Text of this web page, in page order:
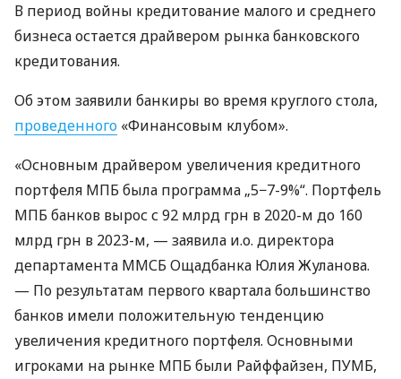
В период войны кредитование малого и среднего
бизнеса остается драйвером рынка банковского
кредитования.
Об этом заявили банкиры во время круглого стола,
проведенного «Финансовым клубом».
«Основным драйвером увеличения кредитного
портфеля МПБ была программа „5−7-9%“. Портфель
МПБ банков вырос с 92 млрд грн в 2020-м до 160
млрд грн в 2023-м, — заявила и.о. директора
департамента ММСБ Ощадбанка Юлия Жуланова.
— По результатам первого квартала большинство
банков имели положительную тенденцию
увеличения кредитного портфеля. Основными
игроками на рынке МПБ были Райффайзен, ПУМБ,